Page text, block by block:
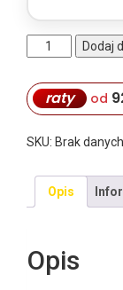
ilość
Przedsionek
przyczepy
N126E
Dodaj
raty od
SKU: Brak danych
Opis
Opis